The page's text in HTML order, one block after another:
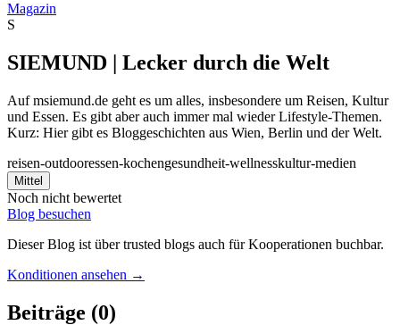
Magazin
S
SIEMUND | Lecker durch die Welt
Auf msiemund.de geht es um alles, insbesondere um Reisen, Kultur
und Essen. Es gibt aber auch immer mal wieder Lifestyle-Themen.
Kurz: Hier gibt es Bloggeschichten aus Wien, Berlin und der Welt.
reisen-outdooressen-kochengesundheit-wellnesskultur-medien
Mittel
Noch nicht bewertet
Blog besuchen
Dieser Blog ist über trusted blogs auch für Kooperationen buchbar.
Konditionen ansehen →
Beiträge (0)